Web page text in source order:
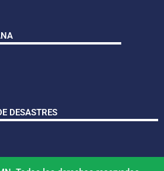
DESASTRES